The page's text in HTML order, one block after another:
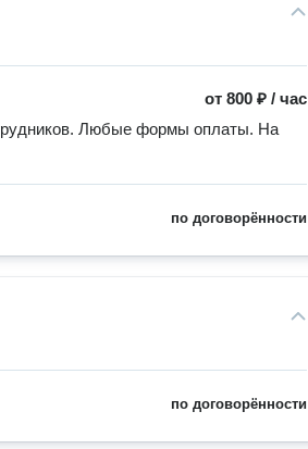
от800 ₽ /час
Любые формы оплаты. На
по договорённости
по договорённости